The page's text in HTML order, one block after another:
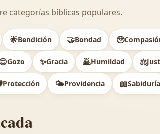
categorías bíblicas populares.
🌟Bendición 🤝Bondad 🥹
😊Gozo ✨Gracia 🙇Humildad ⚖️
Protección 🌤️Providencia 📖Sabiduría